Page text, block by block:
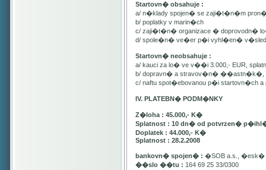
Startovn� obsahuje :
a/ n�klady spojen� se zaji�t�n�m
b/ poplatky v marin�ch
c/ zaji�t�n� organizace � doprovodn�
d/ spole�n� ve�er p�i vyhl�en�
Startovn� neobsahuje :
a/ kauci za lo� ve v��i 3.000,- EUR,
b/ dopravn� a stravov�n� ��astn�k�,
c/ naftu spot�ebovanou p�i startovn�ch
IV. PLATEBN� PODM�NKY
Z�loha : 45.000,- K�
Splatnost : 10 dn� od potvrzen�
Doplatek : 44.000,- K�
Splatnost : 28.2.2008
bankovn� spojen� : �SOB a.s., �esk�
��slo ��tu : 164 69 25 33/0300